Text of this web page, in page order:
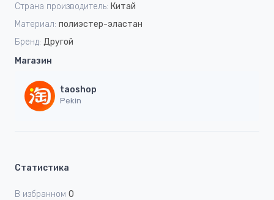
Страна производитель: Китай
Материал: полиэстер-эластан
Бренд: Другой
Магазин
taoshop
Pekin
Статистика
В избранном 0